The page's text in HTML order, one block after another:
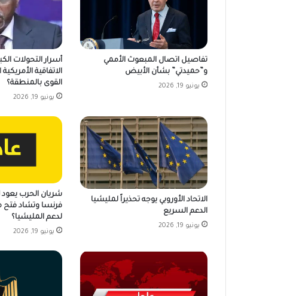
تفاصيل اتصال المبعوث الأممي
و”حميدتي” بشأن الأبيض
يونيو 19, 2026
أسرار التحولات
الاتفاقية الأمريكية
القوى بالمنطقة؟
يونيو 19, 2026
الاتحاد الأوروبي يوجه تحذيراً لمليشيا
الدعم السريع
يونيو 19, 2026
شريان الحرب يعود
فرنسا وتشاد فتح
لدعم المليشيا؟
يونيو 19, 2026